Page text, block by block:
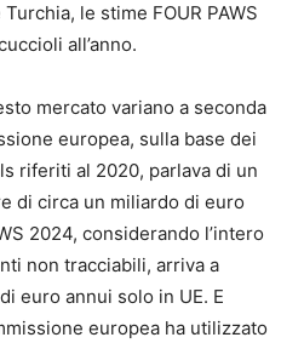
le stime FOUR PAWS
all’anno.
mercato variano a seconda
europea, sulla base dei
riferiti al 2020, parlava di un
di circa un miliardo di euro
2024, considerando l’intero
non tracciabili, arriva a
euro annui solo in UE. E
europea ha utilizzato